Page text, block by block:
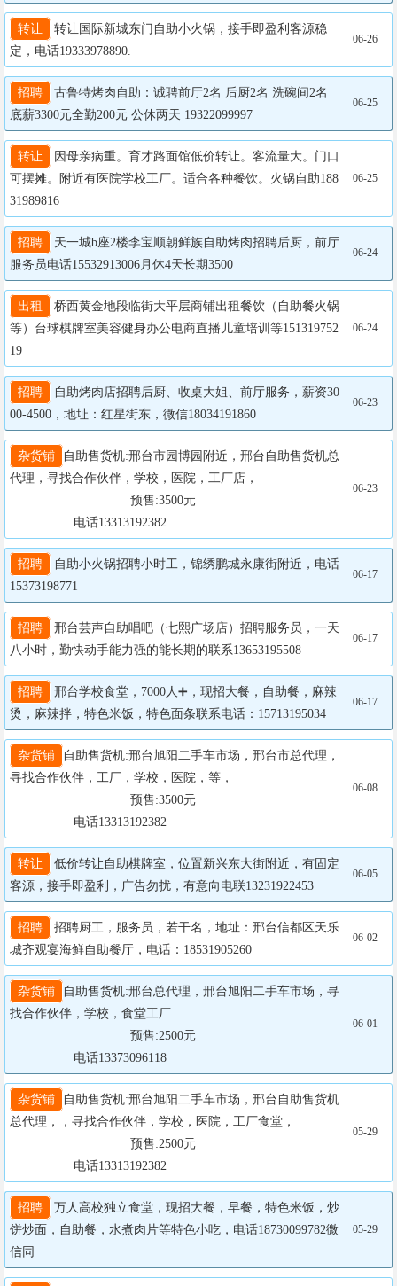
转让
转让国际新城东门自助小火锅，接手即盈利客源稳
定，电话19333978890.
06-26
招聘
古鲁特烤肉自助：诚聘前厅2名 后厨2名 洗碗间2名
底薪3300元全勤200元 公休两天 19322099997
06-25
转让
因母亲病重。育才路面馆低价转让。客流量大。门口
可摆摊。附近有医院学校工厂。适合各种餐饮。火锅自助188
31989816
06-25
招聘
天一城b座2楼李宝顺朝鲜族自助烤肉招聘后厨，前厅
服务员电话15532913006月休4天长期3500
06-24
出租
桥西黄金地段临街大平层商铺出租餐饮（自助餐火锅
等）台球棋牌室美容健身办公电商直播儿童培训等151319752
19
06-24
招聘
自助烤肉店招聘后厨、收桌大姐、前厅服务，薪资30
00-4500，地址：红星街东，微信18034191860
06-23
杂货铺
自助售货机:邢台市园博园附近，邢台自助售货机总
代理，寻找合作伙伴，学校，医院，工厂店，
                  电话13313192382
06-23
招聘
自助小火锅招聘小时工，锦绣鹏城永康街附近，电话
15373198771
06-17
招聘
邢台芸声自助唱吧（七熙广场店）招聘服务员，一天
八小时，勤快动手能力强的能长期的联系13653195508
06-17
招聘
邢台学校食堂，7000人➕，现招大餐，自助餐，麻辣
烫，麻辣拌，特色米饭，特色面条联系电话：15713195034
06-17
杂货铺
自助售货机:邢台旭阳二手车市场，邢台市总代理，
寻找合作伙伴，工厂，学校，医院，等，
                  电话13313192382
06-08
转让
低价转让自助棋牌室，位置新兴东大街附近，有固定
客源，接手即盈利，广告勿扰，有意向电联13231922453
06-05
招聘
招聘厨工，服务员，若干名，地址：邢台信都区天乐
城齐观宴海鲜自助餐厅，电话：18531905260
06-02
杂货铺
自助售货机:邢台总代理，邢台旭阳二手车市场，寻
找合作伙伴，学校，食堂工厂
                  电话13373096118
06-01
杂货铺
自助售货机:邢台旭阳二手车市场，邢台自助售货机
总代理，，寻找合作伙伴，学校，医院，工厂食堂，
                  电话13313192382
05-29
招聘
万人高校独立食堂，现招大餐，早餐，特色米饭，炒
饼炒面，自助餐，水煮肉片等特色小吃，电话18730099782微
信同
05-29